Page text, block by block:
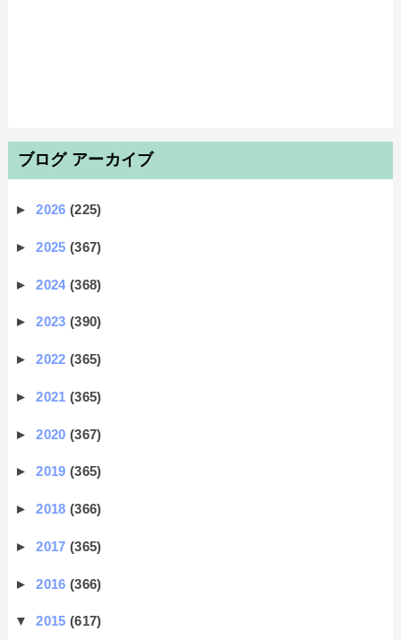
ブログ アーカイブ
►2026(225)
►2025(367)
►2024(368)
►2023(390)
►2022(365)
►2021(365)
►2020(367)
►2019(365)
►2018(366)
►2017(365)
►2016(366)
▼2015(617)